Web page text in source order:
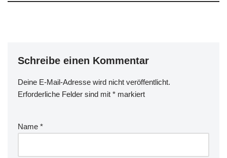
Schreibe einen Kommentar
Deine E-Mail-Adresse wird nicht veröffentlicht.
Erforderliche Felder sind mit * markiert
Name *